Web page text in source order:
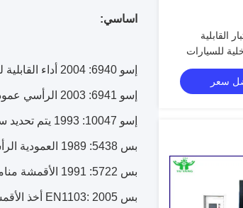
القابلية
للسيارات
سعر
اساسي:
إسو 6940: 2004 أداء القابلية للاشتعال الرأسي من العينات العمودية
إسو 6941: 2003 الرأسي عمودي عينة انتشار اللهب الأداء
إسو 10047: 1993 يتم تحديد سطح النسيج حرق الوقت
بس 5438: 1989 العمودية الرأسي النسيج والتجمع حافة حافة الاشتعال و لهب خصائص
بس 5722: 1991 الأقمشة منامة من القماش ومجموعات النسيج
بس EN1103: 2005 أخذ الأقمشة أداء الاحتراق